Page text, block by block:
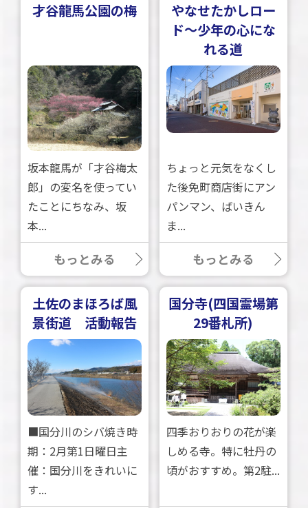
才谷龍馬公園の梅
坂本龍馬が「才谷梅太
郎」の変名を使ってい
たことにちなみ、坂
本...
もっとみる
やなせたかしロー
ド～少年の心にな
れる道
ちょっと元気をなくし
た後免町商店街にアン
パンマン、ばいきん
ま...
もっとみる
土佐のまほろば風
景街道 活動報告
■国分川のシバ焼き時
期：2月第1日曜日主
催：国分川をきれいに
す...
国分寺(四国霊場第
29番札所)
四季おりおりの花が楽
しめる寺。特に牡丹の
頃がおすすめ。第2駐...